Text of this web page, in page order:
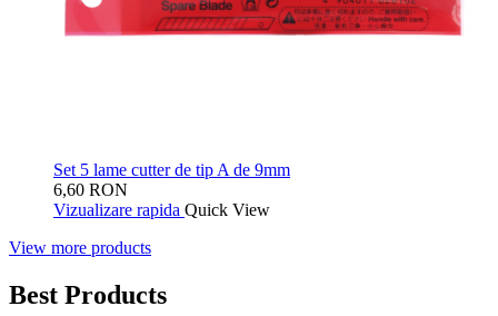
Set 5 lame cutter de tip A de 9mm
6,60 RON
Vizualizare rapida Quick View
View more products
Best Products